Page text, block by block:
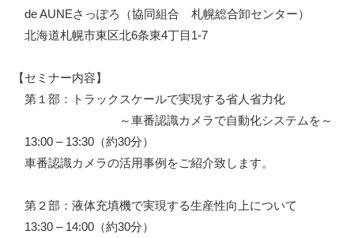
de AUNEさっぽろ（協同組合 札幌総合卸センター）
北海道札幌市東区北6条東4丁目1-7
【セミナー内容】
第１部：トラックスケールで実現する省人省力化
～車番認識カメラで自動化システムを～
13:00 – 13:30（約30分）
車番認識カメラの活用事例をご紹介致します。
第２部：液体充填機で実現する生産性向上について
13:30 – 14:00（約30分）